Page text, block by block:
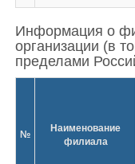
Информация о
организации (в
пределами
№
Наименование
филиала